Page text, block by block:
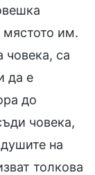
мястото им.
човека, са
да е
до
човека,
на
толкова